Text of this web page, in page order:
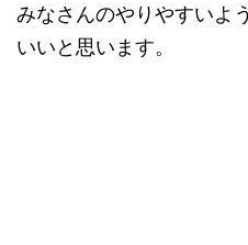
みなさんのやりやすいよ
いいと思います。